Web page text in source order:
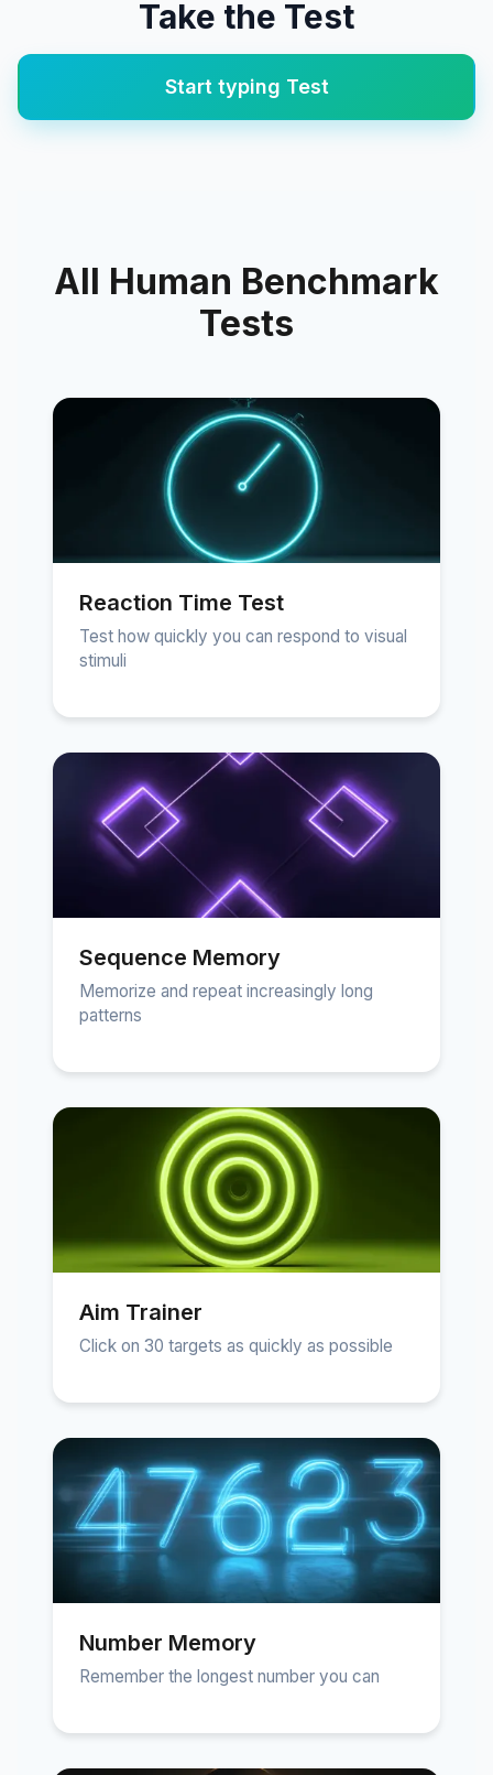
Take the Test
Start typing Test
All Human Benchmark
Tests
Reaction Time Test
Test how quickly you can respond to visual
stimuli
Sequence Memory
Memorize and repeat increasingly long
patterns
Aim Trainer
Click on 30 targets as quickly as possible
Number Memory
Remember the longest number you can